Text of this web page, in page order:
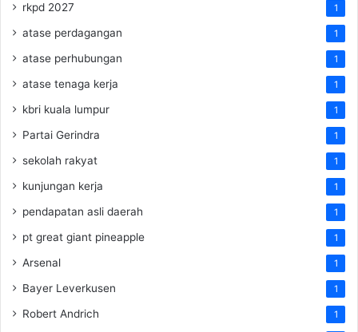
rkpd 2027 1
atase perdagangan 1
atase perhubungan 1
atase tenaga kerja 1
kbri kuala lumpur 1
Partai Gerindra 1
sekolah rakyat 1
kunjungan kerja 1
pendapatan asli daerah 1
pt great giant pineapple 1
Arsenal 1
Bayer Leverkusen 1
Robert Andrich 1